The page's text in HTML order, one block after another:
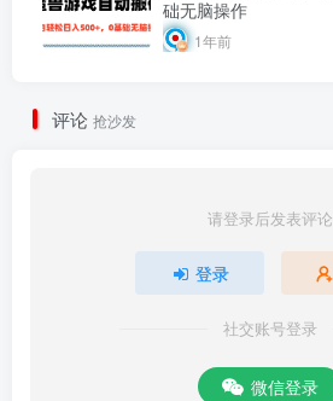
础无脑操作
1年前
评论 抢沙发
请登录后发表评论
登录
社交账号登录
微信登录